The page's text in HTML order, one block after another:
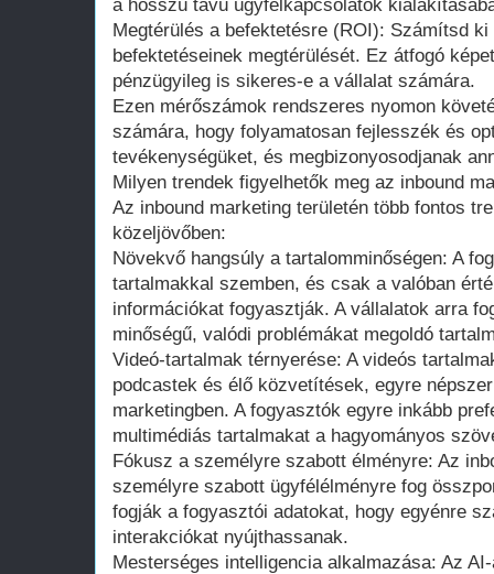
a hosszú távú ügyfélkapcsolatok
Megtérülés a befektetésre (ROI): Számítsd
befektetéseinek megtérülését. Ez átfogó
pénzügyileg is sikeres-e a vállalat számára.
Ezen mérőszámok rendszeres nyomon
számára, hogy folyamatosan fejlesszék és
tevékenységüket, és megbizonyosodjanak
Milyen trendek figyelhetők meg az inbound
Az inbound marketing területén több fontos
közeljövőben:
Növekvő hangsúly a tartalomminőségen: A
tartalmakkal szemben, és csak a valóban
információkat fogyasztják. A vállalatok arra
minőségű, valódi problémákat megoldó
Videó-tartalmak térnyerése: A videós
podcastek és élő közvetítések, egyre
marketingben. A fogyasztók egyre inkább
multimédiás tartalmakat a hagyományos
Fókusz a személyre szabott élményre: Az
személyre szabott ügyfélélményre fog
fogják a fogyasztói adatokat, hogy egyénre
interakciókat nyújthassanak.
Mesterséges intelligencia alkalmazása: Az